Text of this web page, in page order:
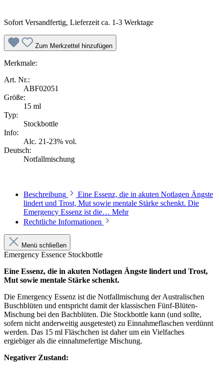
Sofort Versandfertig, Lieferzeit ca. 1-3 Werktage
Zum Merkzettel hinzufügen
Merkmale:
Art. Nr.:
ABF02051
Größe:
15 ml
Typ:
Stockbottle
Info:
Alc. 21-23% vol.
Deutsch:
Notfallmischung
Beschreibung
Eine Essenz, die in akuten Notlagen Ängste
lindert und Trost, Mut sowie mentale Stärke schenkt. Die
Emergency Essenz ist die… Mehr
Rechtliche Informationen
Menü schließen
Emergency Essence Stockbottle
Eine Essenz, die in akuten Notlagen Ängste lindert und Trost,
Mut sowie mentale Stärke schenkt.
Die Emergency Essenz ist die Notfallmischung der Australischen
Buschblüten und entspricht damit der klassischen Fünf-Blüten-
Mischung bei den Bachblüten. Die Stockbottle kann (und sollte,
sofern nicht anderweitig ausgetestet) zu Einnahmeflaschen verdünnt
werden. Das 15 ml Fläschchen ist daher um ein Vielfaches
ergiebiger als die einnahmefertige Mischung.
Negativer Zustand: